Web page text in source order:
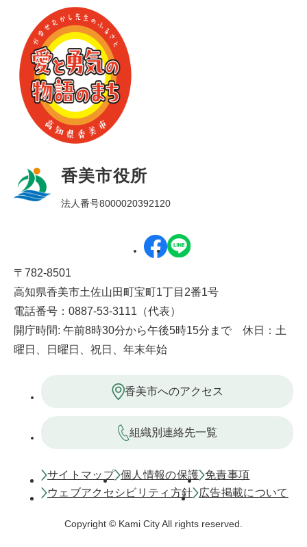
香美市役所
法人番号8000020392120
〒782-8501
高知県香美市土佐山田町宝町1丁目2番1号
電話番号：0887-53-3111（代表）
開庁時間: 午前8時30分から午後5時15分まで 休日：土
曜日、日曜日、祝日、年末年始
香美市へのアクセス
組織別連絡先一覧
サイトマップ 個人情報の保護 免責事項
ウェブアクセシビリティ方針
広告掲載について
Copyright © Kami City All rights reserved.